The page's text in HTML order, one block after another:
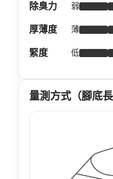
除臭力 弱
厚薄度 薄
緊度 低
量測方式（腳底長